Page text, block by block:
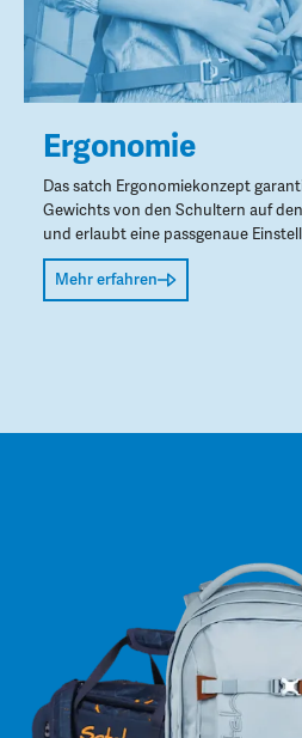
Ergonomie
Das satch Ergonomiekonzept
Gewichts von den Schultern auf
und erlaubt eine passgenaue
Mehr erfahren